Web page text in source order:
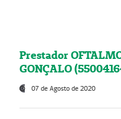
Prestador
GONÇALO
07 de Agosto de 2020